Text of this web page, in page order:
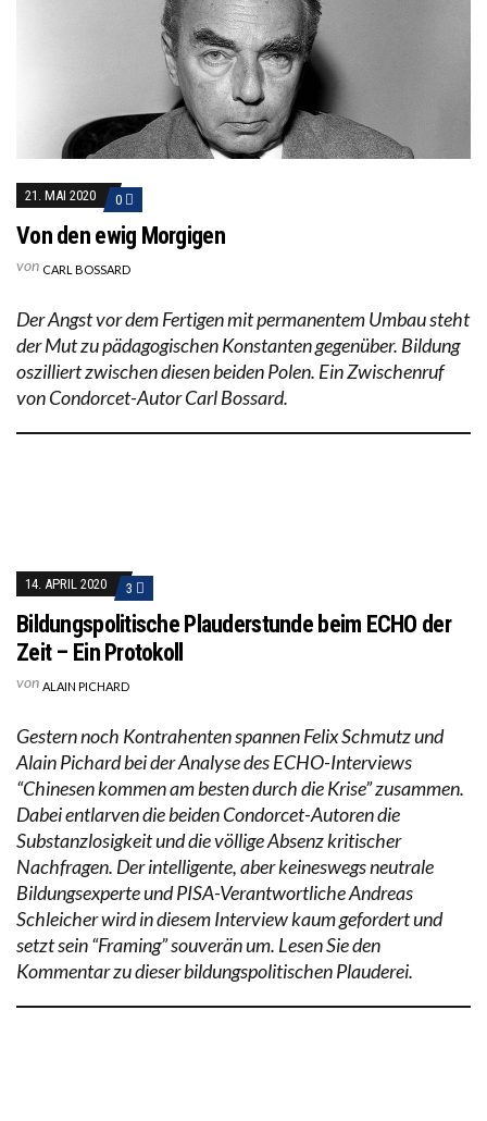
21. MAI 2020 0
Von den ewig Morgigen
von CARL BOSSARD
Der Angst vor dem Fertigen mit permanentem Umbau steht
der Mut zu pädagogischen Konstanten gegenüber. Bildung
oszilliert zwischen diesen beiden Polen. Ein Zwischenruf
von Condorcet-Autor Carl Bossard.
14. APRIL 2020 3
Bildungspolitische Plauderstunde beim ECHO der
Zeit – Ein Protokoll
von ALAIN PICHARD
Gestern noch Kontrahenten spannen Felix Schmutz und
Alain Pichard bei der Analyse des ECHO-Interviews
“Chinesen kommen am besten durch die Krise” zusammen.
Dabei entlarven die beiden Condorcet-Autoren die
Substanzlosigkeit und die völlige Absenz kritischer
Nachfragen. Der intelligente, aber keineswegs neutrale
Bildungsexperte und PISA-Verantwortliche Andreas
Schleicher wird in diesem Interview kaum gefordert und
setzt sein “Framing” souverän um. Lesen Sie den
Kommentar zu dieser bildungspolitischen Plauderei.